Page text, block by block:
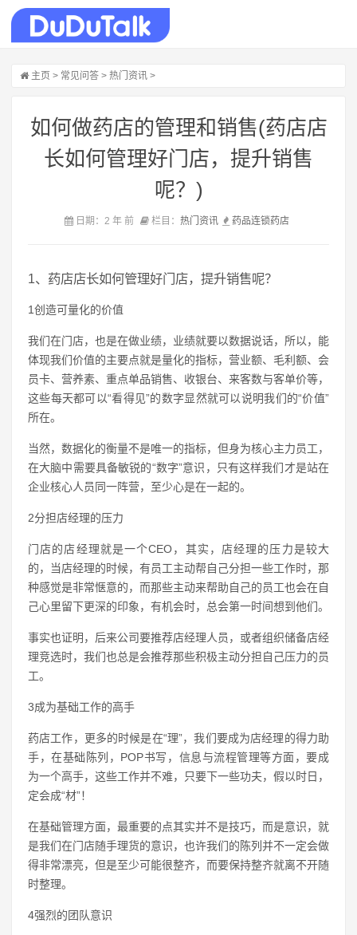
主页 > 常见问答 > 热门资讯 >
如何做药店的管理和销售(药店店
长如何管理好门店，提升销售
呢？)
日期：2 年 前 栏目： 热门资讯 药品连锁药店
1、药店店长如何管理好门店，提升销售呢？
1创造可量化的价值
我们在门店，也是在做业绩，业绩就要以数据说话，所以，能
体现我们价值的主要点就是量化的指标，营业额、毛利额、会
员卡、营养素、重点单品销售、收银台、来客数与客单价等，
这些每天都可以“看得见”的数字显然就可以说明我们的“价值”
所在。
当然，数据化的衡量不是唯一的指标，但身为核心主力员工，
在大脑中需要具备敏锐的“数字”意识，只有这样我们才是站在
企业核心人员同一阵营，至少心是在一起的。
2分担店经理的压力
门店的店经理就是一个CEO，其实，店经理的压力是较大
的，当店经理的时候，有员工主动帮自己分担一些工作时，那
种感觉是非常惬意的，而那些主动来帮助自己的员工也会在自
己心里留下更深的印象，有机会时，总会第一时间想到他们。
事实也证明，后来公司要推荐店经理人员，或者组织储备店经
理竞选时，我们也总是会推荐那些积极主动分担自己压力的员
工。
3成为基础工作的高手
药店工作，更多的时候是在“理”，我们要成为店经理的得力助
手，在基础陈列，POP书写，信息与流程管理等方面，要成
为一个高手，这些工作并不难，只要下一些功夫，假以时日，
定会成“材”！
在基础管理方面，最重要的点其实并不是技巧，而是意识，就
是我们在门店随手理货的意识，也许我们的陈列并不一定会做
得非常漂亮，但是至少可能很整齐，而要保持整齐就离不开随
时整理。
4强烈的团队意识